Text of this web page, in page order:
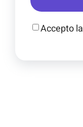
Accepto la